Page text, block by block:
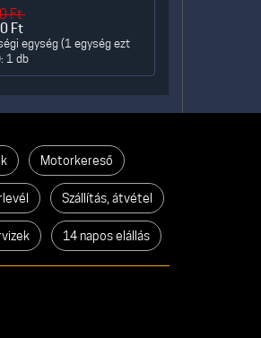
Ft
Ft
egység (1 egység ezt
1 db
Motorkereső
Szállítás, átvétel
14 napos elállás